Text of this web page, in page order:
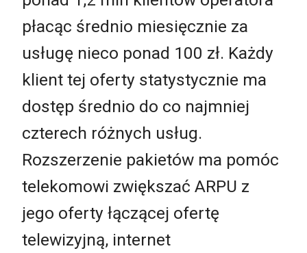
płacąc średnio miesięcznie za
usługę nieco ponad 100 zł. Każdy
klient tej oferty statystycznie ma
dostęp średnio do co najmniej
czterech różnych usług.
Rozszerzenie pakietów ma pomóc
telekomowi zwiększać ARPU z
jego oferty łączącej ofertę
telewizyjną, internet